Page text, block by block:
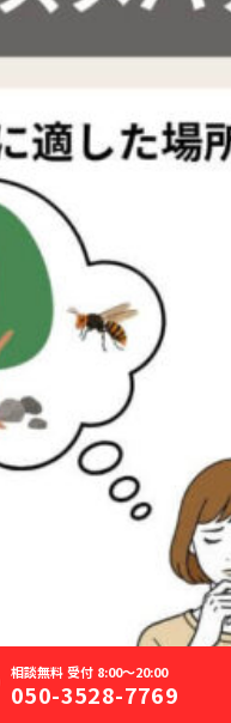
相談無料 受付 8:00～20:00
050-3528-7769